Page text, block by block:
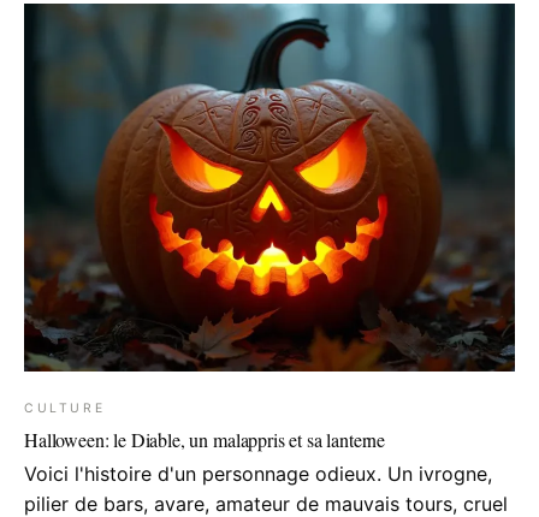
CULTURE
Halloween: le Diable, un malappris et sa lanterne
Voici l'histoire d'un personnage odieux. Un ivrogne,
pilier de bars, avare, amateur de mauvais tours, cruel